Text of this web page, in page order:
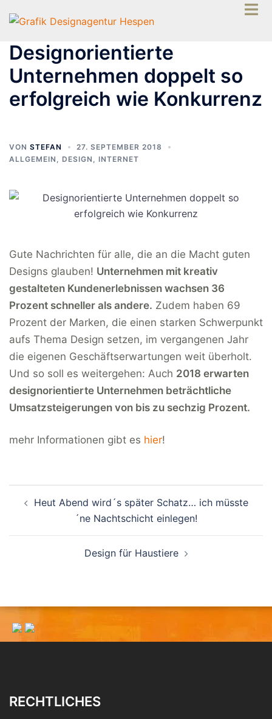
Inhalt
Menü
Designorientierte
Unternehmen doppelt so
erfolgreich wie Konkurrenz
VON STEFAN
27. SEPTEMBER 2018
ALLGEMEIN
DESIGN INTERNET
Gute Nachrichten für alle, die an die Macht guten
Designs glauben! Unternehmen mit kreativ
gestalteten Kundenerlebnissen wachsen 36
Prozent schneller als andere. Zudem haben 69
Prozent der Marken, die einen starken Schwerpunkt
aufs Thema Design setzen, im vergangenen Jahr
die eigenen Geschäftserwartungen weit überholt.
Und so soll es weitergehen: Auch 2018 erwarten
designorientierte Unternehmen beträchtliche
Umsatzsteigerungen von bis zu sechzig Prozent.
mehr Informationen gibt es hier!
Heut Abend wird´s später Schatz… ich müsste
´ne Nachtschicht einlegen!
Design für Haustiere
RECHTLICHES